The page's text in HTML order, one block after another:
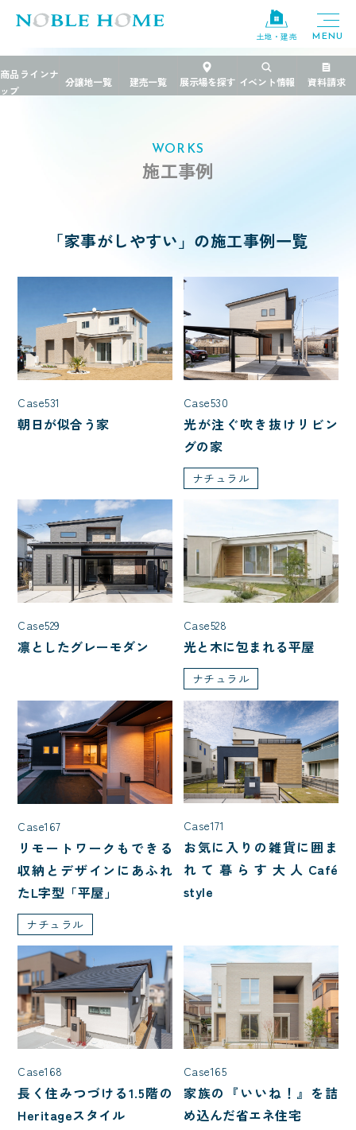
土地・建売
TOP> >家事がしやすい
WORKS
施工事例
「家事がしやすい」の施工事例一覧
Case531
朝日が似合う家
Case530
光が注ぐ吹き抜けリビン
グの家
ナチュラル
Case529
凛としたグレーモダン
Case528
光と木に包まれる平屋
ナチュラル
Case167
リモートワークもできる
収納とデザインにあふれ
たL字型「平屋」
ナチュラル
Case171
お気に入りの雑貨に囲ま
れて暮らす大人Café
style
Case168
長く住みつづける1.5階の
Heritageスタイル
Case165
家族の『いいね！』を詰
め込んだ省エネ住宅
×
エリア
価格帯
1,000万円台
2,000万円台
5,000万円台
3LDK 4LDK
2LDK
20代で建てた家
30代で建てた家
50代で建てた家
入居人数
3人家族(子ども1人)
4人家族(子ども2人)
5人以上
夫婦2人暮らし
1.5階建て 2階建て 平屋
種類
二世帯住宅
店舗併用住宅
特殊建築